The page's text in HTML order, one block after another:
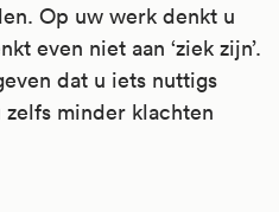
Op uw werk denkt u
even niet aan ‘ziek zijn’.
dat u iets nuttigs
minder klachten